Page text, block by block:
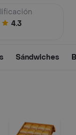
4.3
Sándwiches